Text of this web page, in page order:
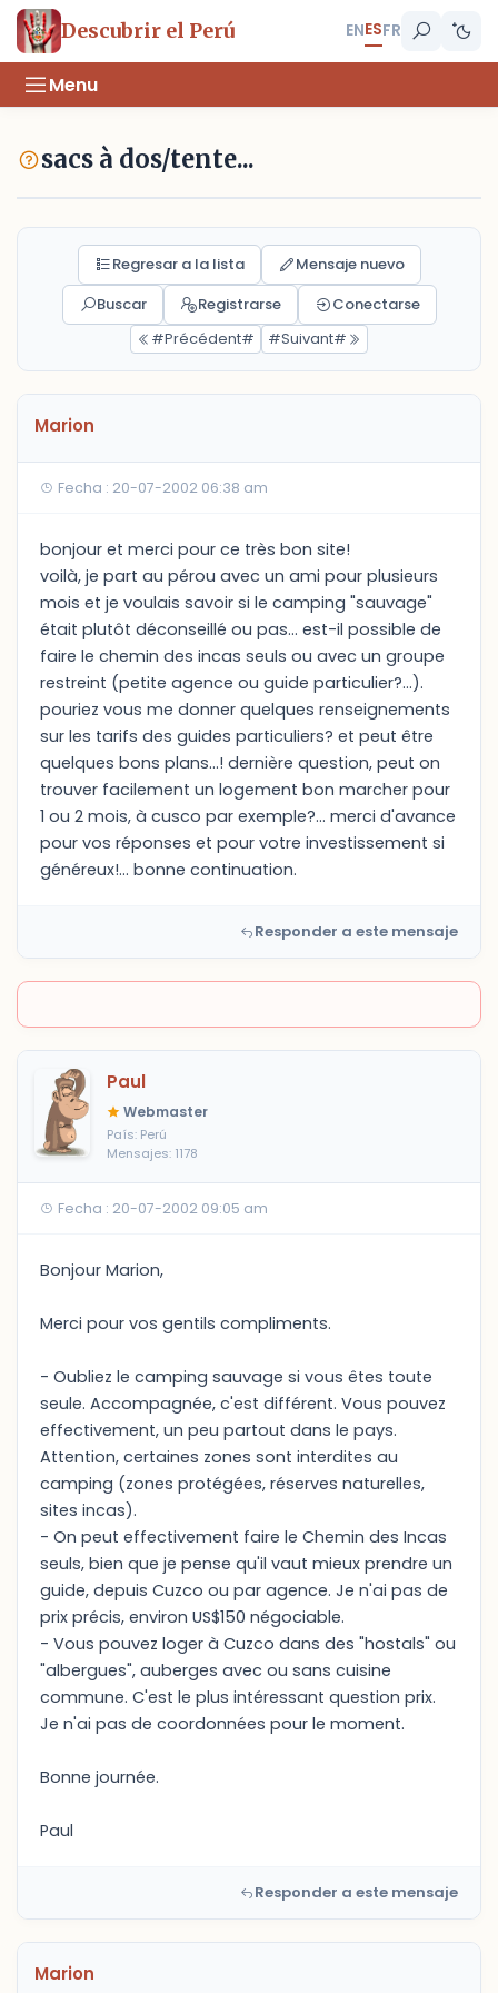
Descubrir el Perú ENESFR
Menu
sacs à dos/tente...
Regresar a la lista
Mensaje nuevo
Buscar
Registrarse
Conectarse
#Précédent#
#Suivant#
Marion
Fecha : 20-07-2002 06:38 am
bonjour et merci pour ce très bon site!
voilà, je part au pérou avec un ami pour plusieurs
mois et je voulais savoir si le camping "sauvage"
était plutôt déconseillé ou pas... est-il possible de
faire le chemin des incas seuls ou avec un groupe
restreint (petite agence ou guide particulier?...).
pouriez vous me donner quelques renseignements
sur les tarifs des guides particuliers? et peut être
quelques bons plans...! dernière question, peut on
trouver facilement un logement bon marcher pour
1 ou 2 mois, à cusco par exemple?... merci d'avance
pour vos réponses et pour votre investissement si
généreux!... bonne continuation.
Responder a este mensaje
Paul
Webmaster
País: Perú
Mensajes: 1178
Fecha : 20-07-2002 09:05 am
Bonjour Marion,
Merci pour vos gentils compliments.
- Oubliez le camping sauvage si vous êtes toute
seule. Accompagnée, c'est différent. Vous pouvez
effectivement, un peu partout dans le pays.
Attention, certaines zones sont interdites au
camping (zones protégées, réserves naturelles,
sites incas).
- On peut effectivement faire le Chemin des Incas
seuls, bien que je pense qu'il vaut mieux prendre un
guide, depuis Cuzco ou par agence. Je n'ai pas de
prix précis, environ US$150 négociable.
- Vous pouvez loger à Cuzco dans des "hostals" ou
"albergues", auberges avec ou sans cuisine
commune. C'est le plus intéressant question prix.
Je n'ai pas de coordonnées pour le moment.
Bonne journée.
Paul
Responder a este mensaje
Marion